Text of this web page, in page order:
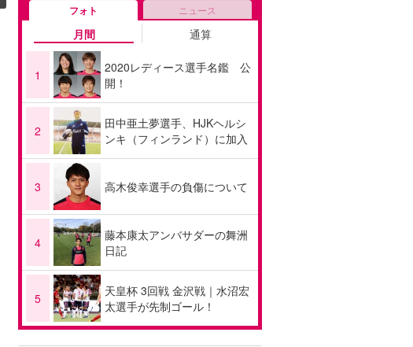
フォト ニュース
月間 通算
1
2020レディース選手名鑑 公
開！
2
田中亜土夢選手、HJKヘルシ
ンキ（フィンランド）に加入
3 高木俊幸選手の負傷について
4
藤本康太アンバサダーの舞洲
日記
5
天皇杯 3回戦 金沢戦｜水沼宏
太選手が先制ゴール！